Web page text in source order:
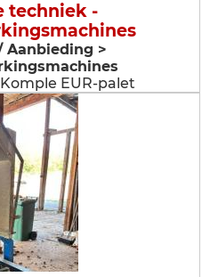
techniek -
Aanbieding >
EUR-palet